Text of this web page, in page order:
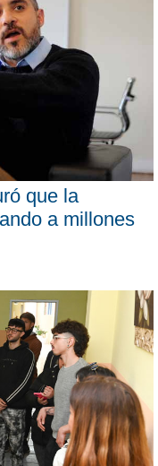
que la
a millones